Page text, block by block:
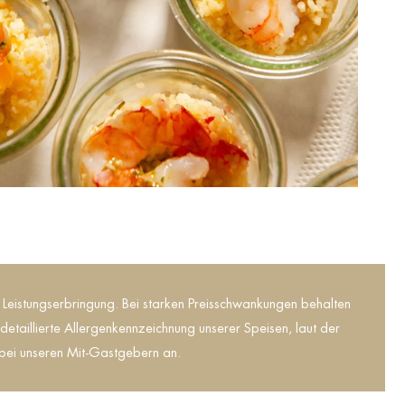
Bei starken Preisschwankungen behalten
Allergenkennzeichnung unserer Speisen, laut der
unseren Mit-Gastgebern an.